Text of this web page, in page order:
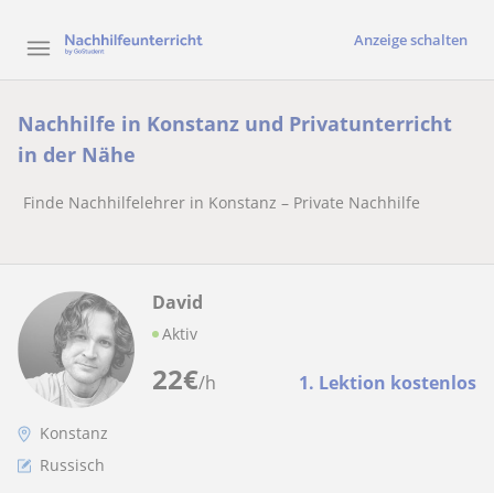
Anzeige schalten
Nachhilfe in Konstanz und Privatunterricht
in der Nähe
Finde Nachhilfelehrer in Konstanz – Private Nachhilfe
22€/h 1. Lektion kostenlos
David
Aktiv
Konstanz
Russisch